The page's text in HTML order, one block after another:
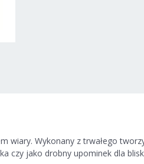
wiary. Wykonany z trwałego
czy jako drobny upominek dla